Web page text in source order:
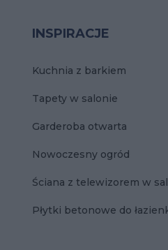
INSPIRACJE
Kuchnia z barkiem
Tapety w salonie
Garderoba otwarta
Nowoczesny ogród
Ściana z telewizorem w
Płytki betonowe do